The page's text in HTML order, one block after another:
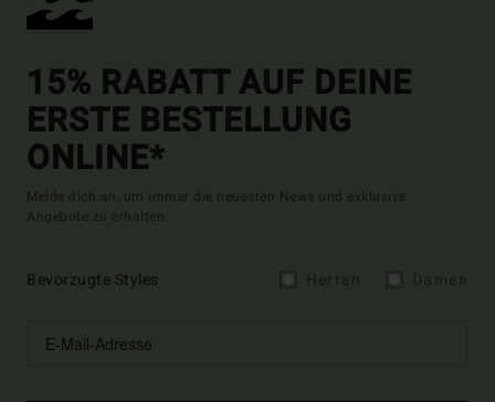
15% RABATT AUF DEINE
ERSTE BESTELLUNG
ONLINE*
Melde dich an, um immer die neuesten News und exklusive
Angebote zu erhalten.
Bevorzugte Styles